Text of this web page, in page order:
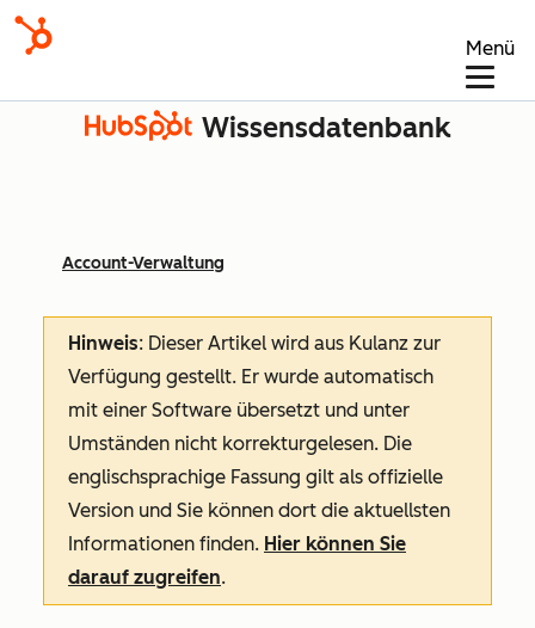
Menü
Wissensdatenbank
Account-Verwaltung
Hinweis: Dieser Artikel wird aus Kulanz zur
Verfügung gestellt. Er wurde automatisch
mit einer Software übersetzt und unter
Umständen nicht korrekturgelesen. Die
englischsprachige Fassung gilt als offizielle
Version und Sie können dort die aktuellsten
Informationen finden. Hier können Sie
darauf zugreifen.